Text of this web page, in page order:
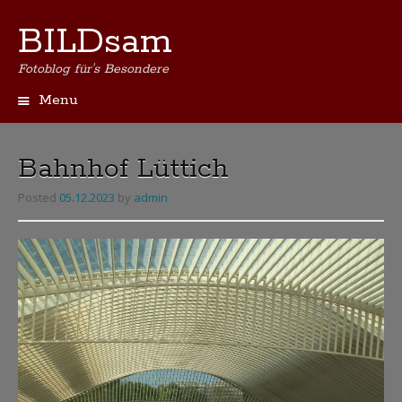
BILDsam
Fotoblog für's Besondere
Menu
Bahnhof Lüttich
Posted 05.12.2023 by admin